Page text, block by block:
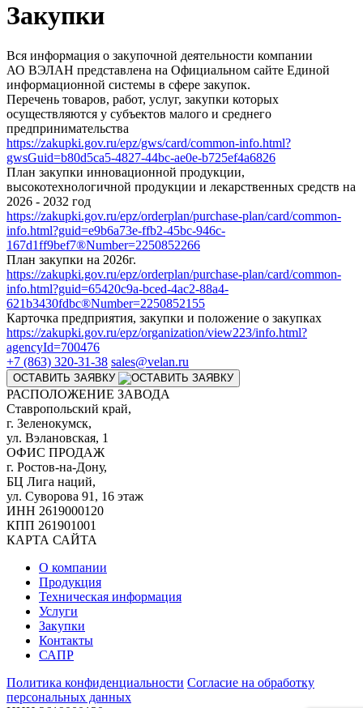
Закупки
Вся информация о закупочной деятельности компании
АО ВЭЛАН представлена на Официальном сайте Единой
информационной системы в сфере закупок.
Перечень товаров, работ, услуг, закупки которых
осуществляются у субъектов малого и среднего
предпринимательства
https://zakupki.gov.ru/epz/gws/card/common-info.html?
gwsGuid=b80d5ca5-4827-44bc-ae0e-b725ef4a6826
План закупки инновационной продукции,
высокотехнологичной продукции и лекарственных средств на
2026 - 2032 год
https://zakupki.gov.ru/epz/orderplan/purchase-plan/card/common-
info.html?guid=e9b6a73e-ffb2-45bc-946c-
167d1ff9bef7®Number=2250852266
План закупки на 2026г.
https://zakupki.gov.ru/epz/orderplan/purchase-plan/card/common-
info.html?guid=65420c9a-bced-4ac2-88a4-
621b3430fdbc®Number=2250852155
Карточка предприятия, закупки и положение о закупках
https://zakupki.gov.ru/epz/organization/view223/info.html?
agencyId=700476
+7 (863) 320-31-38 sales@velan.ru
ОСТАВИТЬ ЗАЯВКУ
РАСПОЛОЖЕНИЕ ЗАВОДА
Ставропольский край,
г. Зеленокумск,
ул. Вэлановская, 1
ОФИС ПРОДАЖ
г. Ростов-на-Дону,
БЦ Лига наций,
ул. Суворова 91, 16 этаж
ИНН 2619000120
КПП 261901001
КАРТА САЙТА
О компании
Продукция
Техническая информация
Услуги
Закупки
Контакты
САПР
Политика конфиденциальности Согласие на обработку
персональных данных